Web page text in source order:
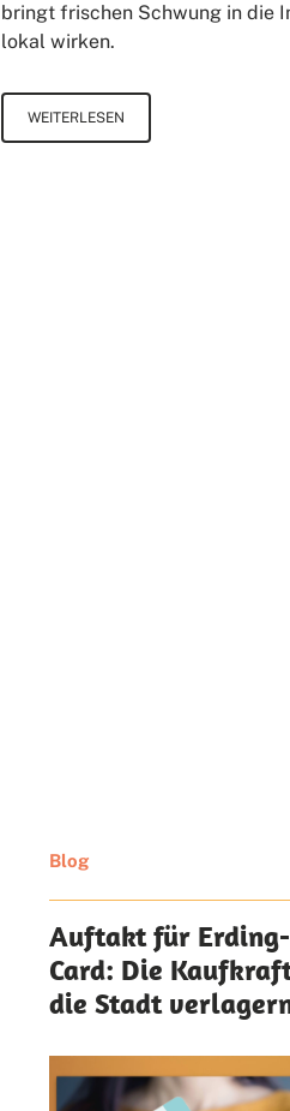
bringt frischen Schwung in die
lokal wirken.
WEITERLESEN
Blog
Auftakt für Erding-
Card: Die
die Stadt